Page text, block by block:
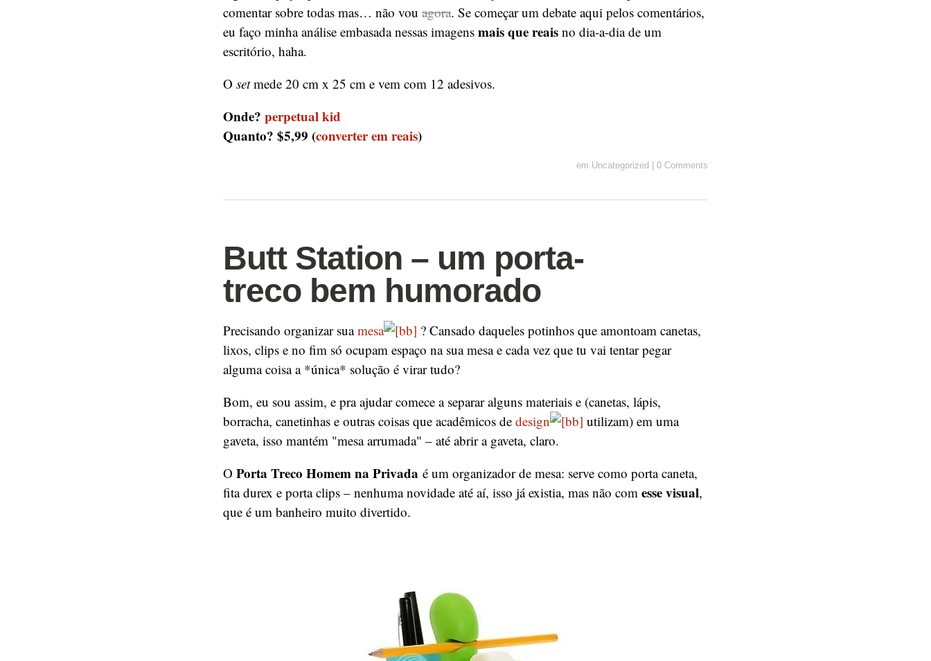
comentar sobre todas mas… não vou agora. Se começar um debate aqui pelos comentários,
eu faço minha análise embasada nessas imagens mais que reais no dia-a-dia de um
escritório, haha.
O setmede 20 cm x 25 cm e vem com 12 adesivos.
Onde? perpetual kid
Quanto? $5,99 (converter em reais)
em Uncategorized 0 Comments
Butt Station – um porta-
treco bem humorado
Precisando organizar suamesa
? Cansado daqueles potinhos que amontoam canetas,
lixos, clips e no fim só ocupam espaço na sua mesa e cada vez que tu vai tentar pegar
alguma coisa a *única* solução é virar tudo?
Bom, eu sou assim, e pra ajudar comece a separar alguns materiais e (canetas, lápis,
borracha, canetinhas e outras coisas que acadêmicos de design
utilizam) em uma
gaveta, isso mantém "mesa arrumada" – até abrir a gaveta, claro.
O Porta Treco Homem na Privada é um organizador de mesa: serve como porta caneta,
fita durex e porta clips – nenhuma novidade até aí, isso já existia, mas não com esse visual,
que é um banheiro muito divertido.